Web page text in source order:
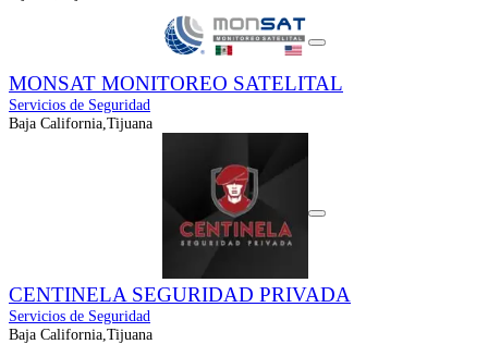
MONSAT MONITOREO SATELITAL
Servicios de Seguridad
Baja California,Tijuana
CENTINELA SEGURIDAD PRIVADA
Servicios de Seguridad
Baja California,Tijuana